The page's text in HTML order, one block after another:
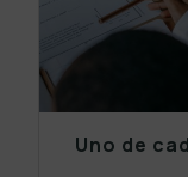
Uno de